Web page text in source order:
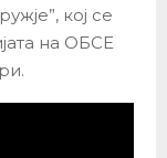
кој се
на ОБСЕ